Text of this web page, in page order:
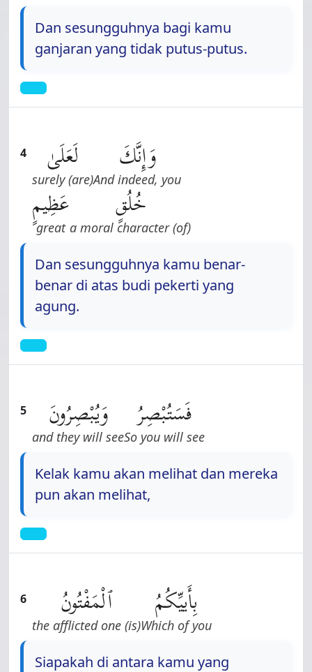
Dan sesungguhnya bagi kamu
ganjaran yang tidak putus-putus.
4 وَإِنَّكَ
And indeed, you
لَعَلَىٰ
surely (are)
خُلُقٍ
(of) a moral character
عَظِيمٍ
great
Dan sesungguhnya kamu benar-
benar di atas budi pekerti yang
agung.
5 فَسَتُبْصِرُ
So you will see
وَيُبْصِرُونَ
and they will see
Kelak kamu akan melihat dan mereka
pun akan melihat,
6 بِأَييِّكُمُ
Which of you
ٱلْمَفْتُونُ
(is) the afflicted one
Siapakah di antara kamu yang